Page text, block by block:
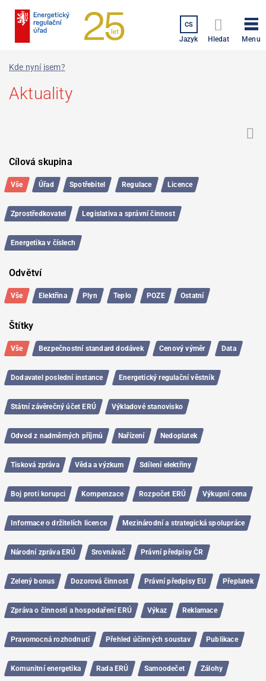
CS
Jazyk Hledat Menu
Kde nyní jsem?
Aktuality
výpisu
dotazů
Cílová skupina
Vše Úřad Spotřebitel Regulace Licence
Zprostředkovatel Legislativa a správní činnost
Energetika v číslech
Odvětví
Vše Elektřina Plyn Teplo POZE Ostatní
Štítky
Vše Bezpečnostní standard dodávek Cenový výměr Data
Dodavatel poslední instance Energetický regulační věstník
Státní závěrečný účet ERÚ Výkladové stanovisko
Odvod z nadměrných příjmů Nařízení Nedoplatek
Tisková zpráva Věda a výzkum Sdílení elektřiny
Boj proti korupci Kompenzace Rozpočet ERÚ Výkupní cena
Informace o držitelích licence Mezinárodní a strategická spolupráce
Národní zpráva ERÚ Srovnávač Právní předpisy ČR
Zelený bonus Dozorová činnost Právní předpisy EU Přeplatek
Zpráva o činnosti a hospodaření ERÚ Výkaz Reklamace
Pravomocná rozhodnutí Přehled účinných soustav Publikace
Komunitní energetika Rada ERÚ Samoodečet Zálohy
dotazů